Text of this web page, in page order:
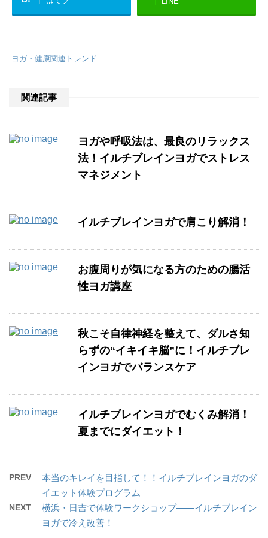
-ヨガ・健康関連トレンド
関連記事
ヨガや呼吸法は、最良のリラックス
法！イルチブレインヨガでストレス
マネジメント
イルチブレインヨガで肩こり解消！
お腹周りが気になる方のための腸活
性ヨガ講座
秋こそ自律神経を整えて、ダルさ知
らずの“イキイキ脳”に！イルチブレ
インヨガでバランスケア
イルチブレインヨガでむくみ解消！
夏までにダイエット！
PREV
本当のキレイを目指して！！イルチブレインヨガのダ
イエット体験プログラム
NEXT
横浜・日吉で体験ワークショップ――イルチブレイン
ヨガで冷え改善！